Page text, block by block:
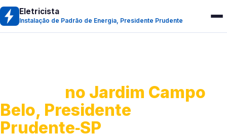
Eletricista
Instalação de Padrão de Energia, Presidente Prudente
no Jardim Campo
Belo, Presidente
Prudente‑SP